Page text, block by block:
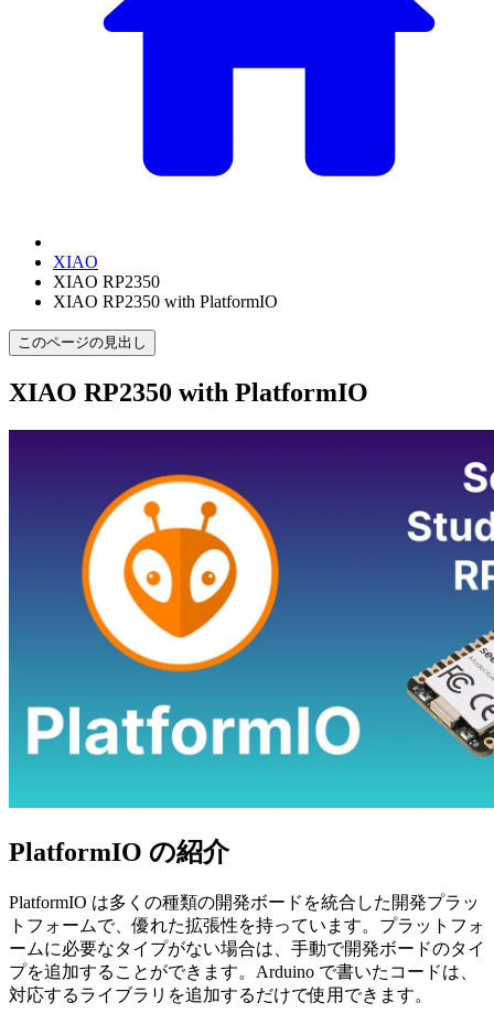
XIAO
XIAO RP2350
XIAO RP2350 with PlatformIO
このページの見出し
XIAO RP2350 with PlatformIO
PlatformIO の紹介
PlatformIO は多くの種類の開発ボードを統合した開発プラッ
トフォームで、優れた拡張性を持っています。プラットフォ
ームに必要なタイプがない場合は、手動で開発ボードのタイ
プを追加することができます。Arduino で書いたコードは、
対応するライブラリを追加するだけで使用できます。